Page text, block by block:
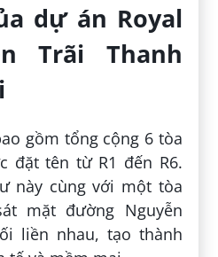
dự án Royal
Trãi Thanh
gồm tổng cộng 6 tòa
đặt tên từ R1 đến R6.
này cùng với một tòa
mặt đường Nguyễn
liền nhau, tạo thành